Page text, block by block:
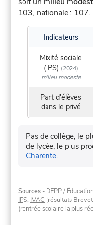
103, nationale : 107.
Indicateurs
Mixité sociale
(IPS) (2024)
milieu modeste
Part d'élèves
dans le privé
Pas de collège, le
de lycée, le plus
Charente.
Sources - DEPP /
IPS, IVAC (résultats
(rentrée scolaire la plus